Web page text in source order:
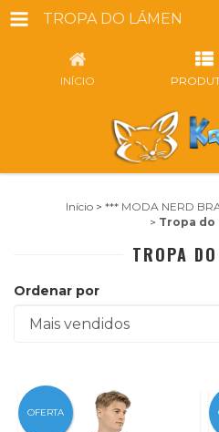
TROPA DO LÁMEN
INÍCIO
Início > *** MODA NERD
> Tropa do
TROPA
Ordenar por
OFERTA